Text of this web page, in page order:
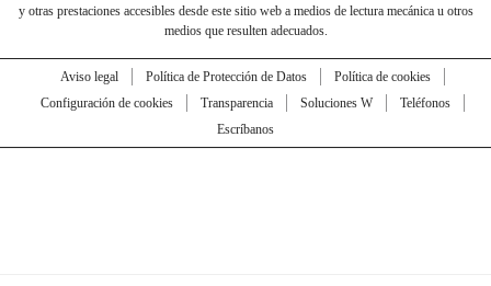
y otras prestaciones accesibles desde este sitio web a medios de lectura mecánica u otros
medios que resulten adecuados.
Aviso legal Política de Protección de Datos
Política de cookies
Configuración de cookies
Transparencia Soluciones W
Teléfonos
Escríbanos